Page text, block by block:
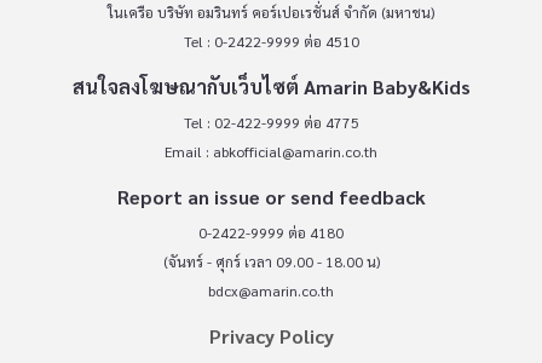
ในเครือ บริษัท อมรินทร์ คอร์เปอเรชั่นส์ จำกัด (มหาชน)
Tel : 0-2422-9999 ต่อ 4510
สนใจลงโฆษณากับเว็บไซต์ Amarin Baby&Kids
Tel : 02-422-9999 ต่อ 4775
Email : abkofficial@amarin.co.th
Report an issue or send feedback
0-2422-9999 ต่อ 4180
(จันทร์ - ศุกร์ เวลา 09.00 - 18.00 น)
bdcx@amarin.co.th
Privacy Policy